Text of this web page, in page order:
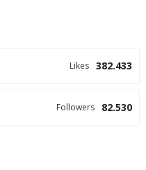
382.433
Likes
82.530
Followers